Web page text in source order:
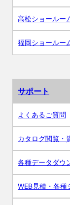
高松ショールー
福岡ショールー
サポート
よくあるご質問
カタログ閲覧・
各種データダウ
WEB見積・各種